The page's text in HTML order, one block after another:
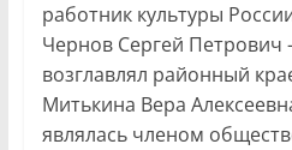
работник культуры
Чернов Сергей Петрович
возглавлял районный
Митькина Вера
являлась членом